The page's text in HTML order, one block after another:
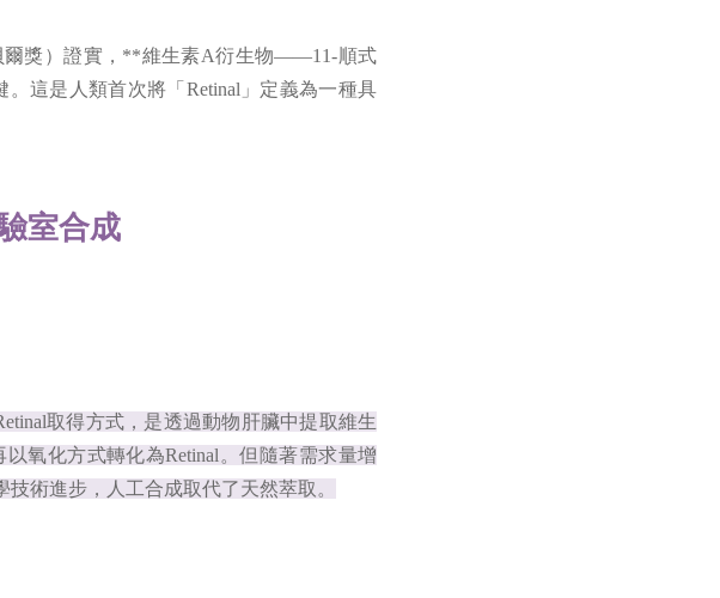
爾獎）證實，**維生素A衍生物——11-順式
這是人類首次將「Retinal」定義為一種具
室合成
取得方式，是透過動物肝臟中提取維生
以氧化方式轉化為Retinal。但隨著需求量增
技術進步，人工合成取代了天然萃取。